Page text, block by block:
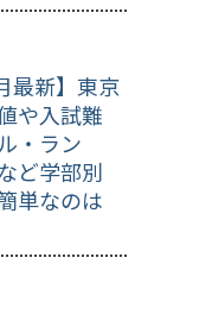
最新】東京
や入試難
・ラン
ど学部別
単なのは